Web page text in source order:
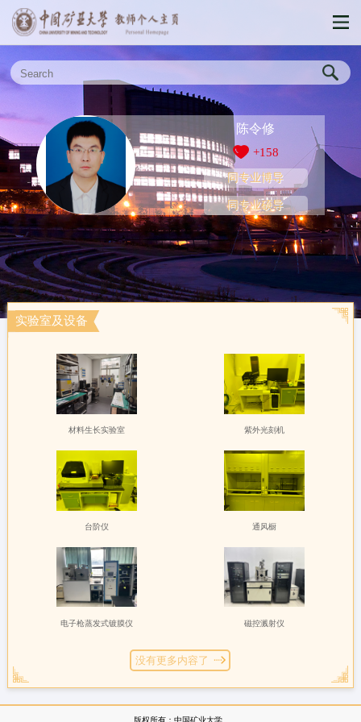
陈令修
+158
同专业博导
同专业硕导
实验室及设备
材料生长实验室 紫外光刻机
台阶仪 通风橱
电子枪蒸发式镀膜仪 磁控溅射仪
没有更多内容了
版权所有：中国矿业大学